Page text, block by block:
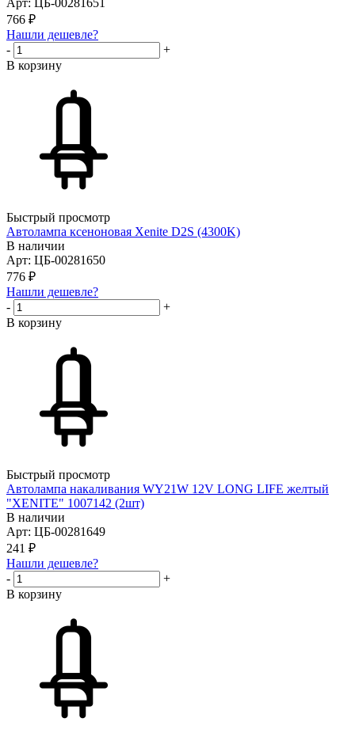
Арт: ЦБ-00281651
766 ₽
Нашли дешевле?
-
+
В корзину
Быстрый просмотр
Автолампа ксеноновая Xenite D2S (4300K)
В наличии
Арт: ЦБ-00281650
776 ₽
Нашли дешевле?
-
+
В корзину
Быстрый просмотр
Автолампа накаливания WY21W 12V LONG LIFE желтый
"XENITE" 1007142 (2шт)
В наличии
Арт: ЦБ-00281649
241 ₽
Нашли дешевле?
-
+
В корзину